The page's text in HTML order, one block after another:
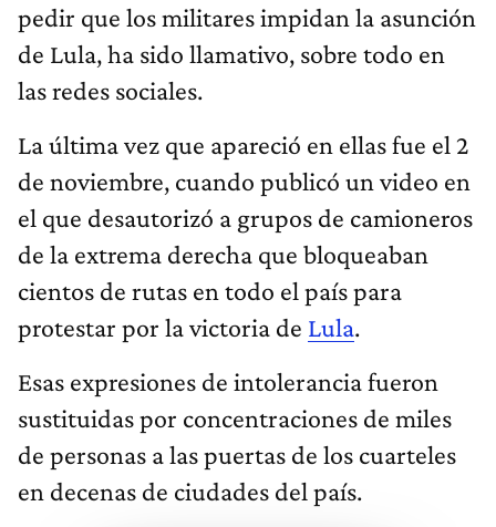
pedir que los militares impidan la asunción
de Lula, ha sido llamativo, sobre todo en
las redes sociales.
La última vez que apareció en ellas fue el 2
de noviembre, cuando publicó un video en
el que desautorizó a grupos de camioneros
de la extrema derecha que bloqueaban
cientos de rutas en todo el país para
protestar por la victoria de Lula.
Esas expresiones de intolerancia fueron
sustituidas por concentraciones de miles
de personas a las puertas de los cuarteles
en decenas de ciudades del país.